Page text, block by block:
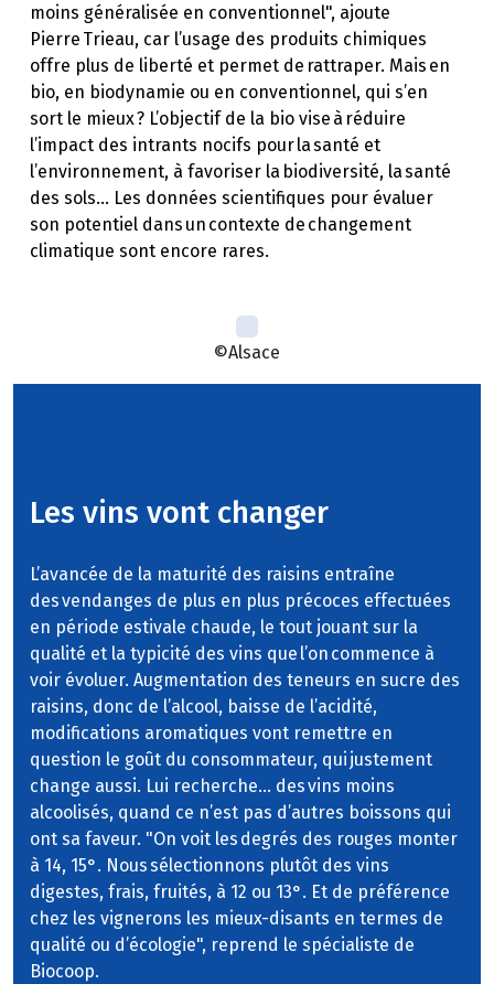
moins généralisée en conventionnel", ajoute
Pierre Trieau, car l’usage des produits chimiques
offre plus de liberté et permet de rattraper. Mais en
bio, en biodynamie ou en conventionnel, qui s’en
sort le mieux ? L’objectif de la bio vise à réduire
l’impact des intrants nocifs pour la santé et
l’environnement, à favoriser la biodiversité, la santé
des sols… Les données scientifiques pour évaluer
son potentiel dans un contexte de changement
climatique sont encore rares.
©Alsace
Les vins vont changer
L’avancée de la maturité des raisins entraîne
des vendanges de plus en plus précoces effectuées
en période estivale chaude, le tout jouant sur la
qualité et la typicité des vins que l’on commence à
voir évoluer. Augmentation des teneurs en sucre des
raisins, donc de l’alcool, baisse de l’acidité,
modifications aromatiques vont remettre en
question le goût du consommateur, qui justement
change aussi. Lui recherche… des vins moins
alcoolisés, quand ce n’est pas d’autres boissons qui
ont sa faveur. "On voit les degrés des rouges monter
à 14, 15°. Nous sélectionnons plutôt des vins
digestes, frais, fruités, à 12 ou 13°. Et de préférence
chez les vignerons les mieux-disants en termes de
qualité ou d’écologie", reprend le spécialiste de
Biocoop.